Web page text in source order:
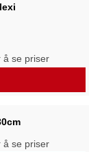
å se priser
å se priser